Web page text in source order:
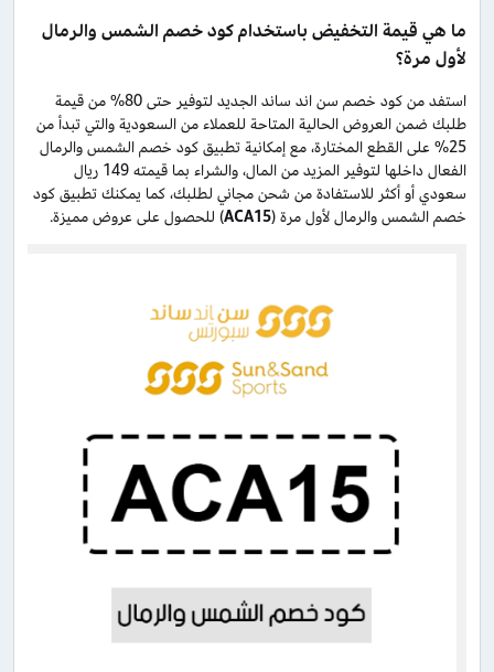
ما هي قيمة التخفيض باستخدام كود خصم الشمس والرمال
لأول مرة؟
استفد من كود خصم سن اند ساند الجديد لتوفير حتى 80% من قيمة
طلبك ضمن العروض الحالية المتاحة للعملاء من السعودية والتي تبدأ من
25% على القطع المختارة، مع إمكانية تطبيق كود خصم الشمس والرمال
الفعال داخلها لتوفير المزيد من المال، والشراء بما قيمته 149 ريال
سعودي أو أكثر للاستفادة من شحن مجاني لطلبك، كما يمكنك تطبيق كود
خصم الشمس والرمال لأول مرة (ACA15) للحصول على عروض مميزة.